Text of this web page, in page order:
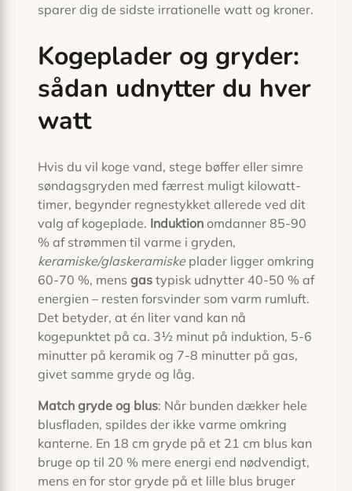
sparer dig de sidste irrationelle watt og kroner.
Kogeplader og gryder:
sådan udnytter du hver
watt
Hvis du vil koge vand, stege bøffer eller simre
søndagsgryden med færrest muligt kilowatt­
timer, begynder regnestykket allerede ved dit
valg af kogeplade. Induktion omdanner 85-90
% af strømmen til varme i gryden,
keramiske/glaskeramiskeplader ligger omkring
60-70 %, mens gas typisk udnytter 40-50 % af
energien – resten forsvinder som varm rumluft.
Det betyder, at én liter vand kan nå
kogepunktet på ca. 3½ minut på induktion, 5-6
minutter på keramik og 7-8 minutter på gas,
givet samme gryde og låg.
Match gryde og blus: Når bunden dækker hele
blusfladen, spildes der ikke varme omkring
kanterne. En 18 cm gryde på et 21 cm blus kan
bruge op til 20 % mere energi end nødvendigt,
mens en for stor gryde på et lille blus bruger